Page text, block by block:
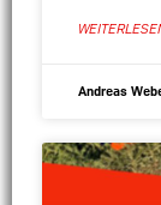
Andreas